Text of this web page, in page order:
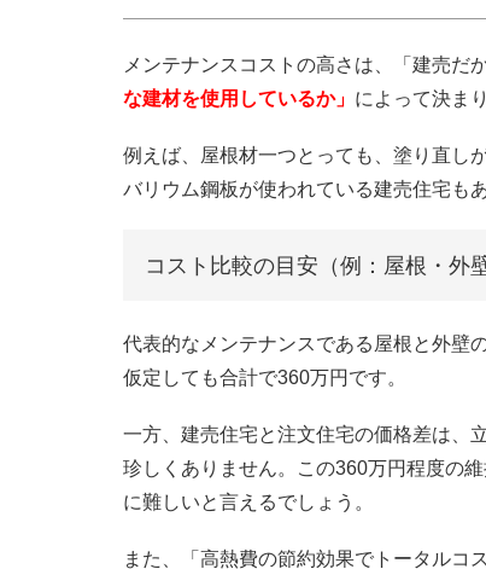
メンテナンスコストの高さは、「建売だ
な建材を使用しているか」 によって決ま
例えば、屋根材一つとっても、塗り直し
バリウム鋼板が使われている建売住宅もあ
コスト比較の目安（例：屋根・外
代表的なメンテナンスである屋根と外壁
仮定しても合計で360万円です。
一方、建売住宅と注文住宅の価格差は、
珍しくありません。この360万円程度の
に難しいと言えるでしょう。
また、「高熱費の節約効果でトータルコ